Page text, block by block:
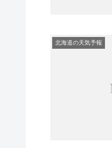
北海道の天気予報